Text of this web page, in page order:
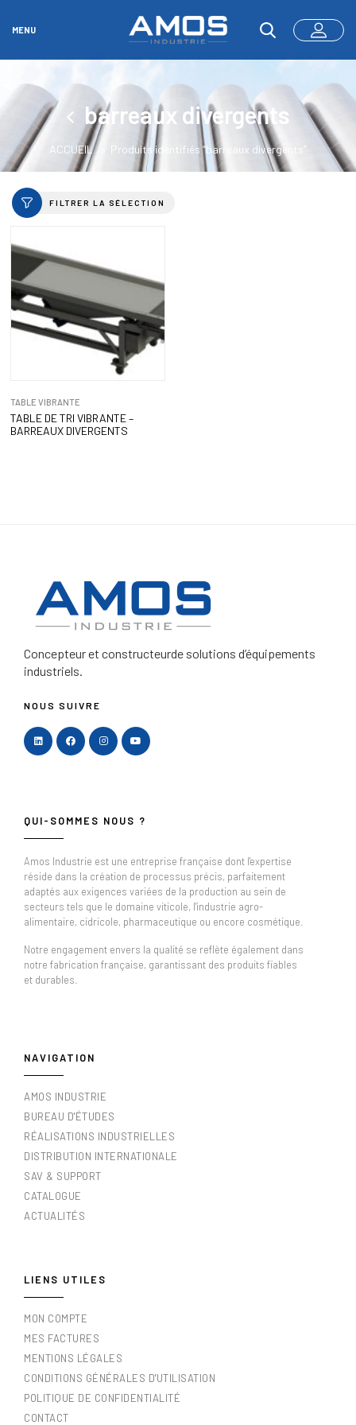
MENU
barreaux divergents
ACCUEIL Produits identifiés “barreaux divergents”
FILTRER LA SÉLECTION
TABLE VIBRANTE
TABLE DE TRI VIBRANTE –
BARREAUX DIVERGENTS
Concepteur et constructeurde solutions d’équipements
industriels.
NOUS SUIVRE
QUI-SOMMES NOUS ?
Amos Industrie est une entreprise française dont l'expertise
réside dans la création de processus précis, parfaitement
adaptés aux exigences variées de la production au sein de
secteurs tels que le domaine viticole, l'industrie agro-
alimentaire, cidricole, pharmaceutique ou encore cosmétique.
Notre engagement envers la qualité se reflète également dans
notre fabrication française, garantissant des produits fiables
et durables.
NAVIGATION
AMOS INDUSTRIE
BUREAU D'ÉTUDES
RÉALISATIONS INDUSTRIELLES
DISTRIBUTION INTERNATIONALE
SAV & SUPPORT
CATALOGUE
ACTUALITÉS
LIENS UTILES
MON COMPTE
MES FACTURES
MENTIONS LÉGALES
CONDITIONS GÉNÉRALES D'UTILISATION
POLITIQUE DE CONFIDENTIALITÉ
CONTACT